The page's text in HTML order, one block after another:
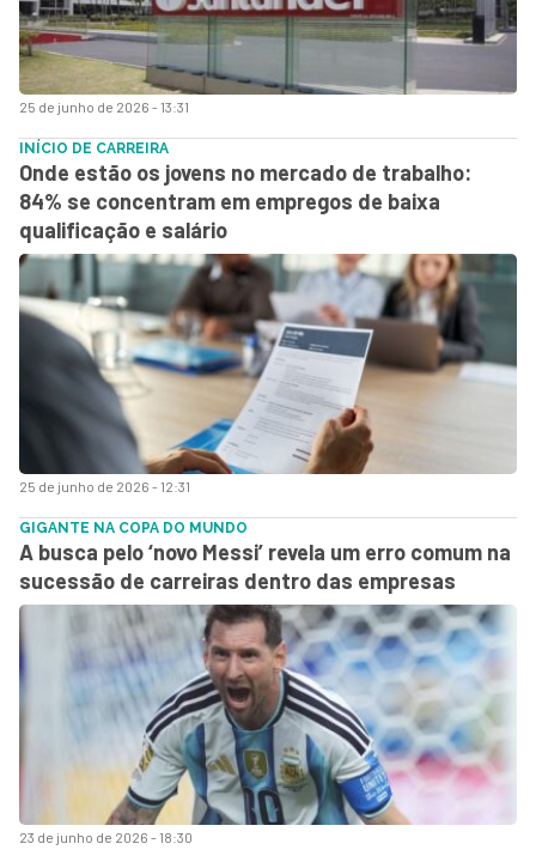
25 de junho de 2026 - 13:31
25 de junho de 2026 - 12:31
INÍCIO DE CARREIRA
Onde estão os jovens no mercado de trabalho:
84% se concentram em empregos de baixa
qualificação e salário
23 de junho de 2026 - 18:30
GIGANTE NA COPA DO MUNDO
A busca pelo ‘novo Messi’ revela um erro comum na
sucessão de carreiras dentro das empresas